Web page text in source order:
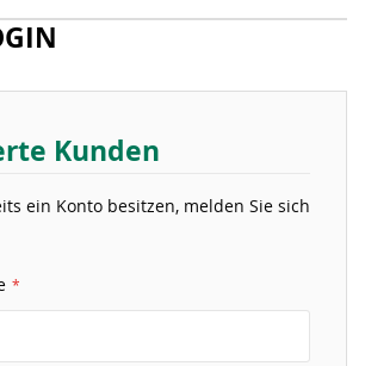
Kunden
ein Konto besitzen, melden Sie sich